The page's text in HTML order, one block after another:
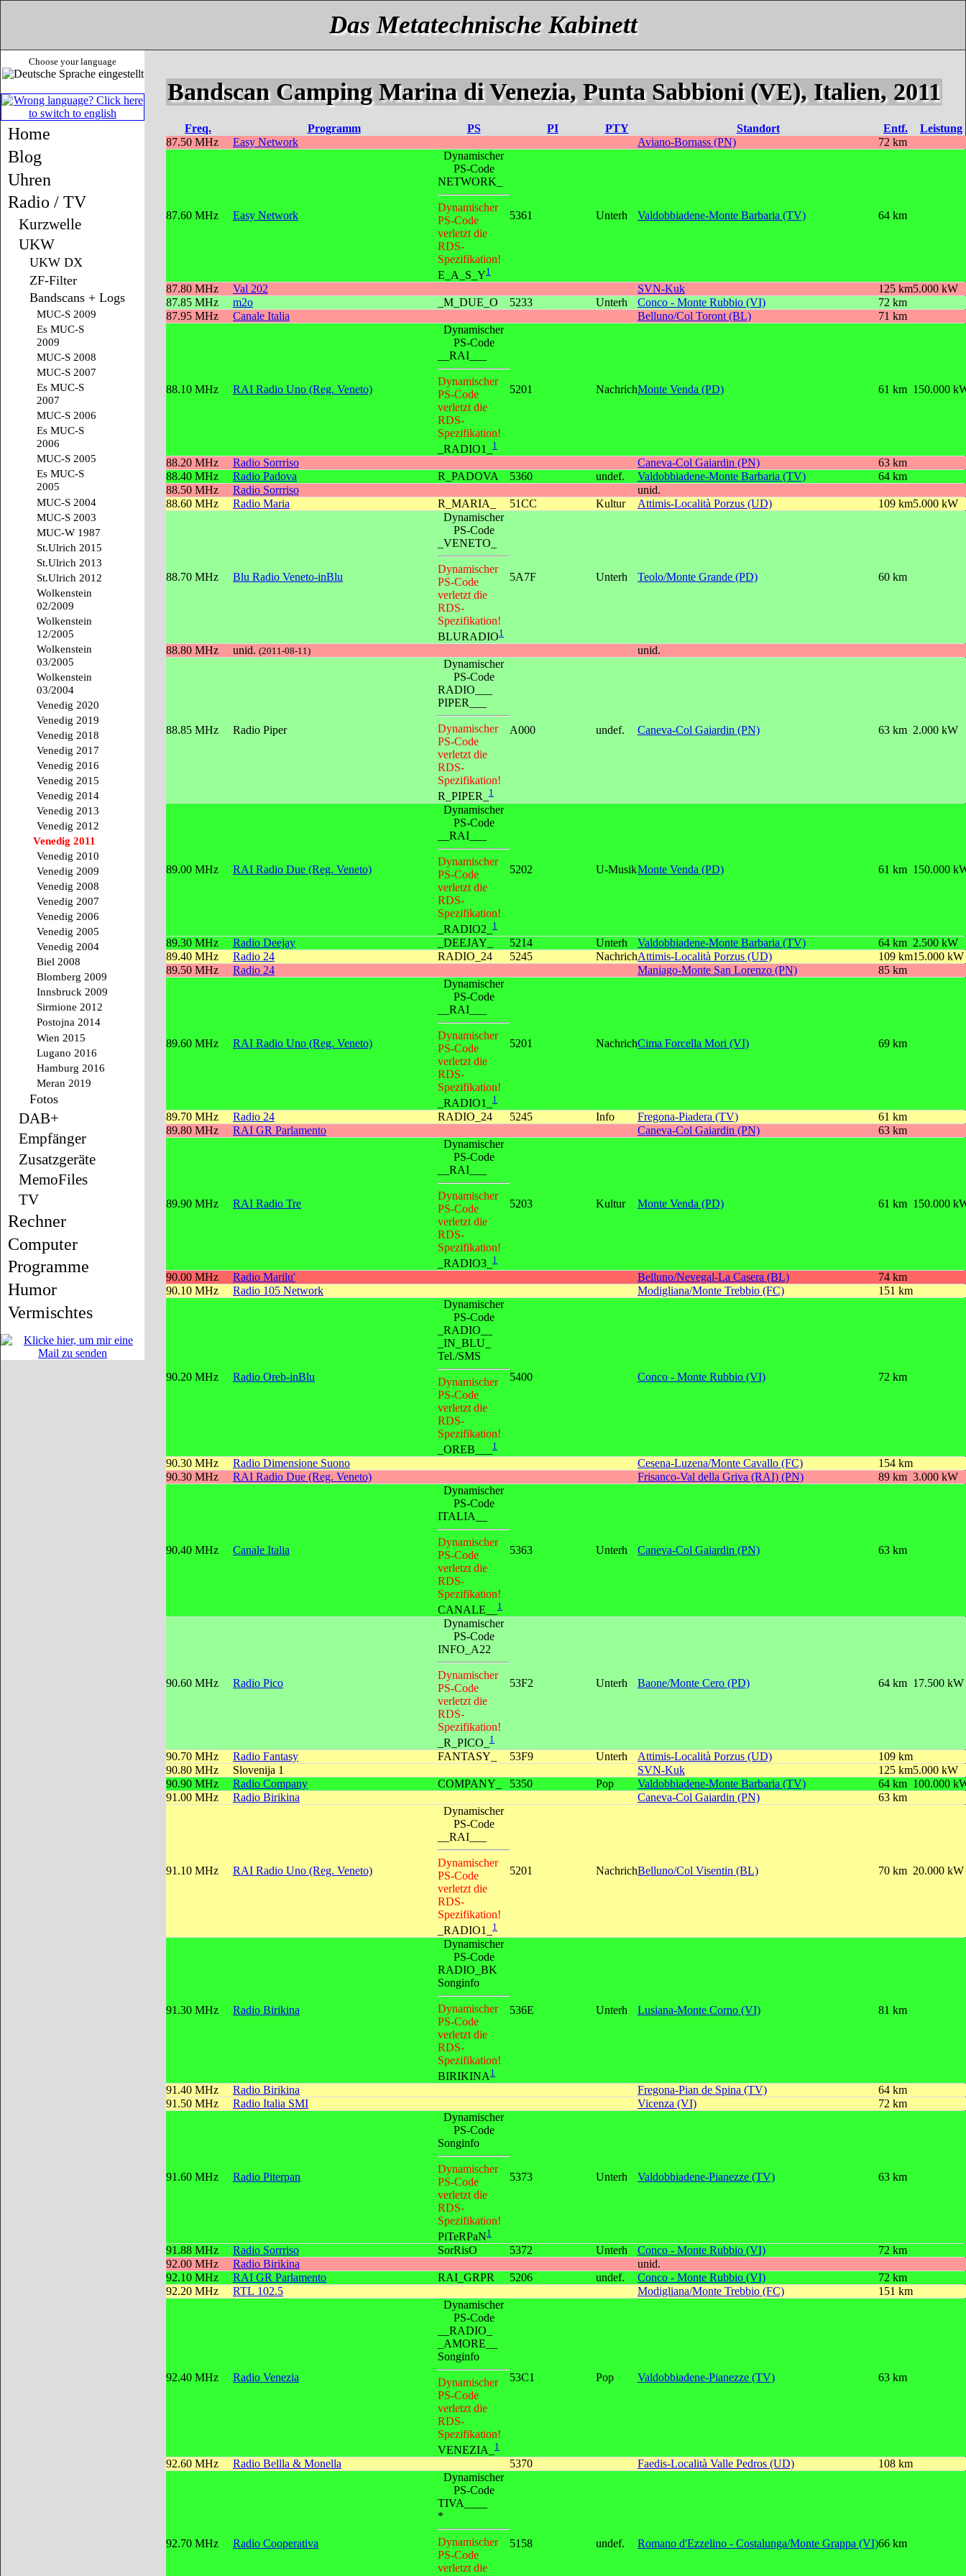
Das Metatechnische Kabinett
Choose your language
Home
Blog
Uhren
Radio / TV
Kurzwelle
UKW
UKW DX
ZF-Filter
Bandscans + Logs
MUC-S 2009
Es MUC-S
2009
MUC-S 2008
MUC-S 2007
Es MUC-S
2007
MUC-S 2006
Es MUC-S
2006
MUC-S 2005
Es MUC-S
2005
MUC-S 2004
MUC-S 2003
MUC-W 1987
St.Ulrich 2015
St.Ulrich 2013
St.Ulrich 2012
Wolkenstein
02/2009
Wolkenstein
12/2005
Wolkenstein
03/2005
Wolkenstein
03/2004
Venedig 2020
Venedig 2019
Venedig 2018
Venedig 2017
Venedig 2016
Venedig 2015
Venedig 2014
Venedig 2013
Venedig 2012
Venedig 2011
Venedig 2010
Venedig 2009
Venedig 2008
Venedig 2007
Venedig 2006
Venedig 2005
Venedig 2004
Biel 2008
Blomberg 2009
Innsbruck 2009
Sirmione 2012
Postojna 2014
Wien 2015
Lugano 2016
Hamburg 2016
Meran 2019
Fotos
DAB+
Empfänger
Zusatzgeräte
MemoFiles
TV
Rechner
Computer
Programme
Humor
Vermischtes
Bandscan Camping Marina di Venezia, Punta Sabbioni (VE), Italien, 2011
Freq. Programm PS PI PTY Standort Entf.
Leistung
87.50 MHz
Easy Network Aviano-Bornass (PN) 72 km
87.60 MHz Easy Network
Dynamischer
PS-Code
NETWORK_
Dynamischer
PS-Code
verletzt die
RDS-
Spezifikation!
E_A_S_Y1
5361 Unterh Valdobbiadene-Monte Barbaria (TV) 64 km
87.80 MHz Val 202 SVN-Kuk 125 km5.000 kW
87.85 MHz
m2o _M_DUE_O 5233 Unterh Conco - Monte Rubbio (VI)
72 km
87.95 MHz
Canale Italia Belluno/Col Toront (BL) 71 km
88.10 MHz RAI Radio Uno (Reg. Veneto)
Dynamischer
PS-Code
__RAI___
Dynamischer
PS-Code
verletzt die
RDS-
Spezifikation!
_RADIO1_
1
5201 NachrichMonte Venda (PD) 61 km 150.000
88.20 MHz Radio Sorrriso Caneva-Col Gaiardin (PN)
63 km
88.40 MHz
Radio Padova R_PADOVA 5360 undef. Valdobbiadene-Monte Barbaria (TV)
64 km
88.50 MHz
Radio Sorrriso
unid.
88.60 MHz
Radio Maria R_MARIA_ 51CC Kultur Attimis-Località Porzus (UD) 109 km5.000 kW
88.70 MHz Blu Radio Veneto-inBlu
Dynamischer
PS-Code
_VENETO_
Dynamischer
PS-Code
verletzt die
RDS-
Spezifikation!
BLURADIO1
5A7F Unterh Teolo/Monte Grande (PD) 60 km
88.80 MHz unid. (2011-08-11) unid.
88.85 MHz Radio Piper
Dynamischer
PS-Code
RADIO___
PIPER___
Dynamischer
PS-Code
verletzt die
RDS-
Spezifikation!
R_PIPER_ 1
A000 undef. Caneva-Col Gaiardin (PN) 63 km 2.000 kW
89.00 MHz RAI Radio Due (Reg. Veneto)
Dynamischer
PS-Code
__RAI___
Dynamischer
PS-Code
verletzt die
RDS-
Spezifikation!
_RADIO2_ 1
5202 U-MusikMonte Venda (PD) 61 km 150.000
89.30 MHz Radio Deejay _DEEJAY_ 5214 Unterh Valdobbiadene-Monte Barbaria (TV) 64 km 2.500 kW
89.40 MHz
Radio 24 RADIO_24 5245 NachrichAttimis-Località Porzus (UD) 109 km15.000 kW
89.50 MHz
Radio 24 Maniago-Monte San Lorenzo (PN) 85 km
89.60 MHz RAI Radio Uno (Reg. Veneto)
Dynamischer
PS-Code
__RAI___
Dynamischer
PS-Code
verletzt die
RDS-
Spezifikation!
_RADIO1_
1
5201 NachrichCima Forcella Mori (VI) 69 km
89.70 MHz Radio 24 RADIO_24 5245 Info Fregona-Piadera (TV)
61 km
89.80 MHz
RAI GR Parlamento Caneva-Col Gaiardin (PN) 63 km
89.90 MHz RAI Radio Tre
Dynamischer
PS-Code
__RAI___
Dynamischer
PS-Code
verletzt die
RDS-
Spezifikation!
_RADIO3_ 1
5203 Kultur Monte Venda (PD) 61 km 150.000
90.00 MHz Radio Marilu' Belluno/Nevegal-La Casera (BL)
74 km
90.10 MHz
Radio 105 Network Modigliana/Monte Trebbio (FC) 151 km
90.20 MHz Radio Oreb-inBlu
Dynamischer
PS-Code
_RADIO__
_IN_BLU_
Tel./SMS
Dynamischer
PS-Code
verletzt die
RDS-
Spezifikation!
_OREB___
1
5400 Conco - Monte Rubbio (VI) 72 km
90.30 MHz Radio Dimensione Suono Cesena-Luzena/Monte Cavallo (FC)
154 km
90.30 MHz
RAI Radio Due (Reg. Veneto) Frisanco-Val della Griva (RAI) (PN) 89 km 3.000 kW
90.40 MHz Canale Italia
Dynamischer
PS-Code
ITALIA__
Dynamischer
PS-Code
verletzt die
RDS-
Spezifikation!
CANALE__
1
5363 Unterh Caneva-Col Gaiardin (PN) 63 km
90.60 MHz Radio Pico
Dynamischer
PS-Code
INFO_A22
Dynamischer
PS-Code
verletzt die
RDS-
Spezifikation!
_R_PICO_
1
53F2 Unterh Baone/Monte Cero (PD) 64 km 17.500 kW
90.70 MHz Radio Fantasy FANTASY_ 53F9 Unterh Attimis-Località Porzus (UD)
109 km
90.80 MHz
Slovenija 1 SVN-Kuk 125 km5.000 kW
90.90 MHz
Radio Company COMPANY_ 5350 Pop Valdobbiadene-Monte Barbaria (TV) 64 km 100.000
91.00 MHz
Radio Birikina Caneva-Col Gaiardin (PN) 63 km
91.10 MHz RAI Radio Uno (Reg. Veneto)
Dynamischer
PS-Code
__RAI___
Dynamischer
PS-Code
verletzt die
RDS-
Spezifikation!
_RADIO1_
1
5201 NachrichBelluno/Col Visentin (BL) 70 km 20.000 kW
91.30 MHz Radio Birikina
Dynamischer
PS-Code
RADIO_BK
Songinfo
Dynamischer
PS-Code
verletzt die
RDS-
Spezifikation!
BIRIKINA1
536E Unterh Lusiana-Monte Corno (VI) 81 km
91.40 MHz Radio Birikina Fregona-Pian de Spina (TV)
64 km
91.50 MHz
Radio Italia SMI Vicenza (VI) 72 km
91.60 MHz Radio Piterpan
Dynamischer
PS-Code
Songinfo
Dynamischer
PS-Code
verletzt die
RDS-
Spezifikation!
PiTeRPaN1
5373 Unterh Valdobbiadene-Pianezze (TV) 63 km
91.88 MHz Radio Sorrriso SorRisO 5372 Unterh Conco - Monte Rubbio (VI)
72 km
92.00 MHz
Radio Birikina
unid.
92.10 MHz
RAI GR Parlamento RAI_GRPR 5206 undef. Conco - Monte Rubbio (VI)
72 km
92.20 MHz
RTL 102.5 Modigliana/Monte Trebbio (FC) 151 km
92.40 MHz Radio Venezia
Dynamischer
PS-Code
__RADIO_
_AMORE__
Songinfo
Dynamischer
PS-Code
verletzt die
RDS-
Spezifikation!
VENEZIA_ 1
53C1 Pop Valdobbiadene-Pianezze (TV) 63 km
92.60 MHz Radio Bellla & Monella 5370 Faedis-Località Valle Pedros (UD) 108 km
92.70 MHz Radio Cooperativa
Dynamischer
PS-Code
TIVA____
*
Dynamischer
PS-Code
verletzt die
5158 undef. Romano d'Ezzelino - Costalunga/Monte Grappa (VI)66 km